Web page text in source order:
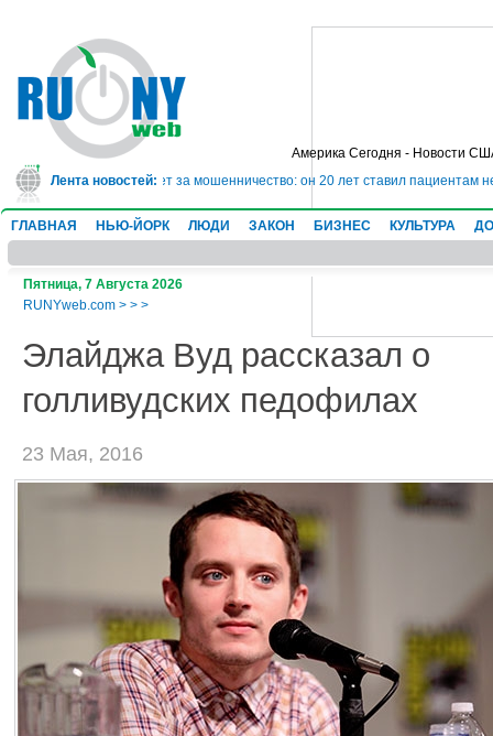
Америка Сегодня - Новости
Лента новостей:
в тюрьму на 10 лет за мошенничество: он 20 лет ставил пациентам
ГЛАВНАЯ НЬЮ-ЙОРК ЛЮДИ ЗАКОН БИЗНЕС КУЛЬТУРА
Пятница, 7 Августа 2026
RUNYweb.com > > >
Элайджа Вуд рассказал о
голливудских педофилах
23 Мая, 2016